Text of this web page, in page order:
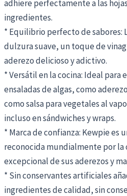
adhiere perfectamente a las
ingredientes.
* Equilibrio perfecto de sabores:
dulzura suave, un toque de
aderezo delicioso y adictivo.
* Versátil en la cocina: Ideal para
ensaladas de algas, como
como salsa para vegetales al
incluso en sándwiches y wraps.
* Marca de confianza: Kewpie es
reconocida mundialmente por la
excepcional de sus aderezos y
* Sin conservantes artificiales
ingredientes de calidad, sin